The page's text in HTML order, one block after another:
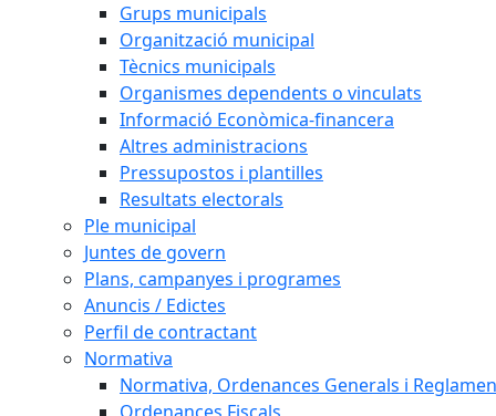
Grups municipals
Organització municipal
Tècnics municipals
Organismes dependents o vinculats
Informació Econòmica-financera
Altres administracions
Pressupostos i plantilles
Resultats electorals
Ple municipal
Juntes de govern
Plans, campanyes i programes
Anuncis / Edictes
Perfil de contractant
Normativa
Normativa, Ordenances Generals i